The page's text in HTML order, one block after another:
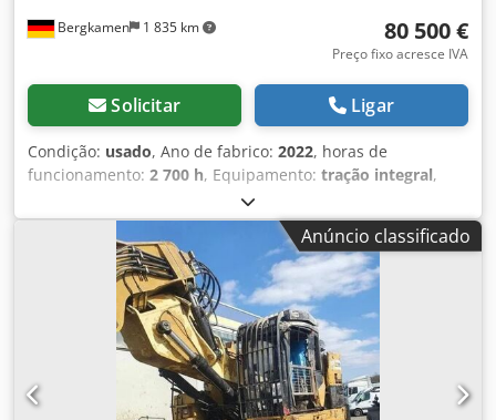
Bergkamen 1 835 km 80 500 €
Preço fixo acresce IVA
Solicitar Ligar
Condição: usado, Ano de fabrico: 2022, horas de
funcionamento: 2 700 h, Equipamento: tração integral,
Caterpillar 434 Retroescavadora Dksdpfx Aezr Tqwjfaor
2.700 horas * Número do modelo: 434 * Ano de fabrico:
2022 * Peso operacional: 9.520 kg * Excelente estado
Anúncio classificado